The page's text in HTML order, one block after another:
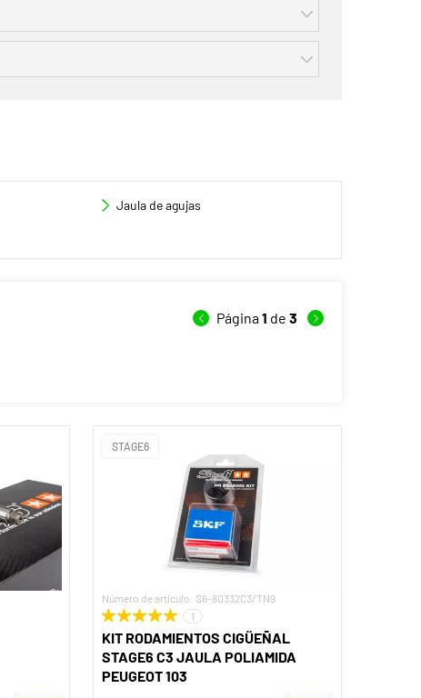
Jaula de agujas
Página1 de 3
STAGE6
Número de artículo: S6-80332C3/TN9
1
KIT RODAMIENTOS CIGÜEÑAL
STAGE6 C3 JAULA POLIAMIDA
PEUGEOT 103